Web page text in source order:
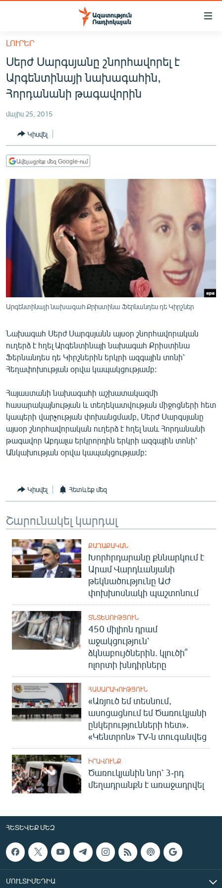
Մատչելիության
հիմնական
բովանդակությանը
Անցնել
հիմնական
մենյուին
ՀԱՅԱՍՏԱՆ
ՔԱՂԱՔԱԿԱՆ
ՀԱՍԱՐԱԿՈՒԹՅՈՒՆ
ՏՆՏԵՍՈՒԹՅՈՒՆ
ՂԱՐԱԲԱՂ
ՊԱՏԵՐԱԶՄԻ 6 ՇԱԲԱԹՆԵՐԸ
ՏԱՐԱԾԱՇՐՋԱՆ
ՄԻՋԱԶԳԱՅԻՆ
ՄՇԱԿՈՒՅԹ
ՍՊՈՐՏ
ՄԵԿՆԱԲԱՆՈՒԹՅՈՒՆ
ԱՐԽԻՎ
ՏԵՍԱՆՅՈՒԹԵՐ
ԲԱՆԱՎԵՃ
ՁԳՏԵԼՈՎ ԼԱՎԱԳՈՒՅՆԻՆ
ՓՈԴՔԱՍԹ
Հայերեն
English
«Ազատության» բոլոր կայքերը
ԼՈՒՐԵՐ
Սերժ Սարգսյանը շնորհավորել է
Արգենտինայի նախագահին,
Հորդանանի թագավորին
մայիս 25, 2015
Կիսվել
Ավելացրեք մեզ Google-ում
Արգենտինայի նախագահ Քրիստինա Ֆերնանդես դե Կիրշներ
Նախագահ Սերժ Սարգսյանն այսօր շնորհավորական
ուղերձ է հղել Արգենտինայի նախագահ Քրիստինա
Ֆերնանդես դե Կիրշներին երկրի ազգային տոնի՝
Հեղափոխության օրվա կապակցությամբ:
Հայաստանի նախագահի աշխատակազմի
հասարակայնության և տեղեկատվության միջոցների հետ
կապերի վարչության փոխանցմամբ, Սերժ Սարգսյանը
այսօր շնորհավորական ուղերձ է հղել նաև Հորդանանի
թագավոր Աբդալա երկրորդին երկրի ազգային տոնի՝
Անկախության օրվա կապակցությամբ:
Կիսվել Հետևեք մեզ
Շարունակել կարդալ
ՔԱՂԱՔԱԿԱՆ
Խորհրդարանը քննարկում է
Արամ Վարդևանյանի
թեկնածությունը ԱԺ
փոխխոսնակի պաշտոնում
ՏՆՏԵՍՈՒԹՅՈՒՆ
450 միլիոն դրամ
աջակցություն՝
ձկնաբույծներին. կլուծի՞
ոլորտի խնդիրները
ՀԱՍԱՐԱԿՈՒԹՅՈՒՆ
«Առյուծ եմ տեսնում,
ասոցացնում եմ Ծառուկյանի
ընկերությունների հետ».
«Կենտրոն» TV-ն տուգանվեց
ԻՐԱՎՈՒՆՔ
Ծառուկյանին նոր՝ 3-րդ
մեղադրանքն է առաջադրվել
ՀԵՏԵՎԵՔ ՄԵԶ
ՄՈՒԼՏԻՄԵԴԻԱ